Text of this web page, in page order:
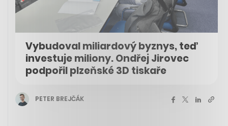
Vybudoval miliardový byznys, teď
investuje miliony. Ondřej Jirovec
podpořil plzeňské 3D tiskaře
PETER BREJČÁK